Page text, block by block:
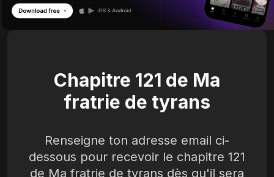
Chapitre 121 de Ma
fratrie de tyrans
Renseigne ton adresse email ci-
dessous pour recevoir le chapitre 121
de Ma fratrie de tyrans dès qu'il sera